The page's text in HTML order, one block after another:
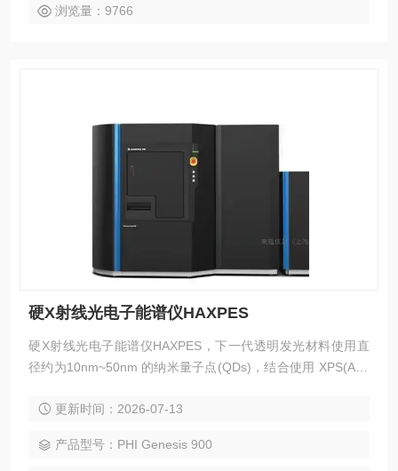
浏览量：9766
硬X射线光电子能谱仪HAXPES
硬X射线光电子能谱仪HAXPES，下一代透明发光材料使用直
径约为10nm~50nm 的纳米量子点(QDs)，结合使用 XPS(Al K
析，可以对 QDs 进行详细的深度结构分析。
更新时间：2026-07-13
产品型号：PHI Genesis 900